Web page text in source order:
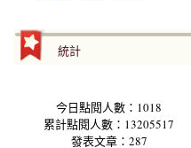
統計
今日點閱人數：1018
累計點閱人數：13205517
發表文章：287